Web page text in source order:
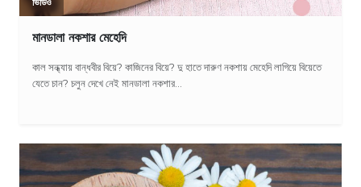
মানডালা নকশার মেহেদি
কাল সন্ধ্যায় বান্ধবীর বিয়ে? কাজিনের বিয়ে? দু হাতে দারুণ নকশায় মেহেদি লাগিয়ে বিয়েতে
যেতে চান? চলুন দেখে নেই মানডালা নকশার...